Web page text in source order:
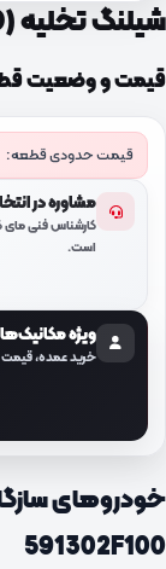
شیلنگ تخلیه (591302F100)
قیمت و وضعیت
قیمت حدودی قطعه:
مشاوره در
کارشناس فنی مای
است.
ویژه
خرید عمده،
خودروهای
591302F100